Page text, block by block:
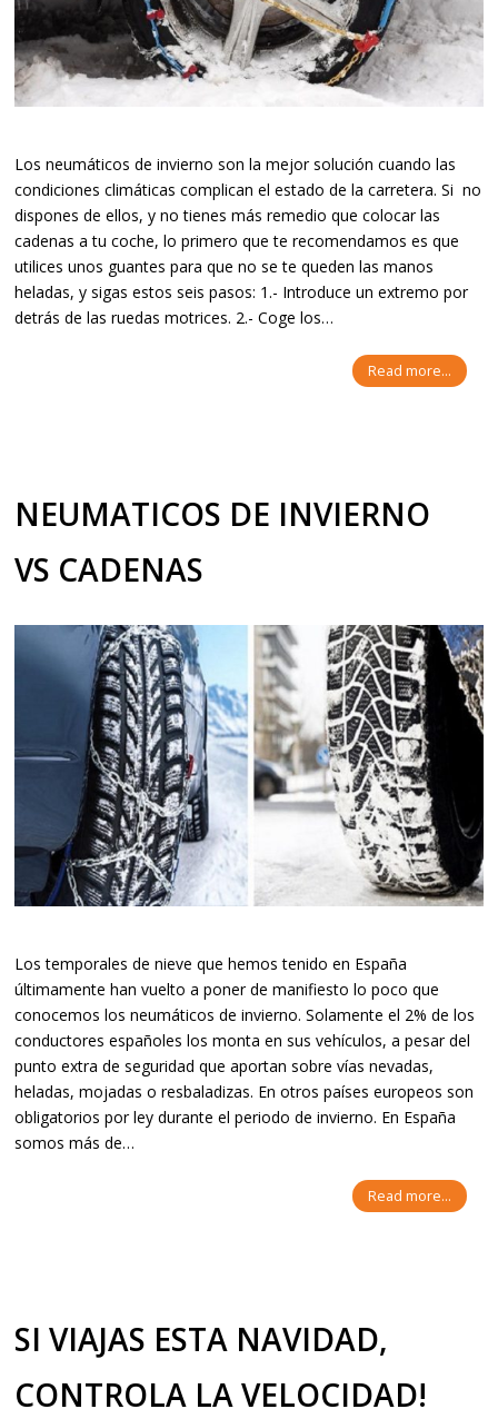
Los neumáticos de invierno son la mejor solución cuando las
condiciones climáticas complican el estado de la carretera. Si no
dispones de ellos, y no tienes más remedio que colocar las
cadenas a tu coche, lo primero que te recomendamos es que
utilices unos guantes para que no se te queden las manos
heladas, y sigas estos seis pasos: 1.- Introduce un extremo por
detrás de las ruedas motrices. 2.- Coge los…
Read more...
NEUMATICOS DE INVIERNO
VS CADENAS
Los temporales de nieve que hemos tenido en España
últimamente han vuelto a poner de manifiesto lo poco que
conocemos los neumáticos de invierno. Solamente el 2% de los
conductores españoles los monta en sus vehículos, a pesar del
punto extra de seguridad que aportan sobre vías nevadas,
heladas, mojadas o resbaladizas. En otros países europeos son
obligatorios por ley durante el periodo de invierno. En España
somos más de…
Read more...
SI VIAJAS ESTA NAVIDAD,
CONTROLA LA VELOCIDAD!